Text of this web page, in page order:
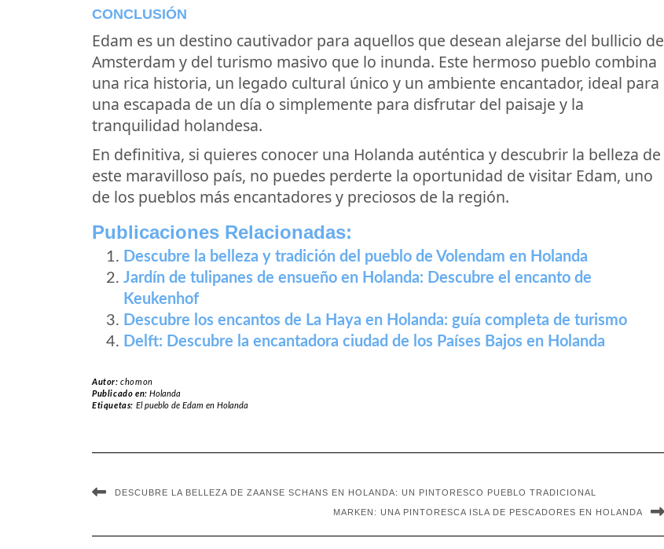
CONCLUSIÓN
Edam es un destino cautivador para aquellos que desean alejarse del bullicio de
Amsterdam y del turismo masivo que lo inunda. Este hermoso pueblo combina
una rica historia, un legado cultural único y un ambiente encantador, ideal para
una escapada de un día o simplemente para disfrutar del paisaje y la
tranquilidad holandesa.
En definitiva, si quieres conocer una Holanda auténtica y descubrir la belleza de
este maravilloso país, no puedes perderte la oportunidad de visitar Edam, uno
de los pueblos más encantadores y preciosos de la región.
Publicaciones Relacionadas:
Descubre la belleza y tradición del pueblo de Volendam en Holanda
Jardín de tulipanes de ensueño en Holanda: Descubre el encanto de
Keukenhof
Descubre los encantos de La Haya en Holanda: guía completa de turismo
Delft: Descubre la encantadora ciudad de los Países Bajos en Holanda
Autor:chomon
Publicado en:Holanda
Etiquetas: El pueblo de Edam en Holanda
DESCUBRE LA BELLEZA DE ZAANSE SCHANS EN HOLANDA: UN PINTORESCO PUEBLO TRADICIONAL
MARKEN: UNA PINTORESCA ISLA DE PESCADORES EN HOLANDA